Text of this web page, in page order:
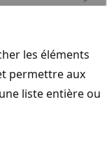
les éléments
permettre aux
liste entière ou